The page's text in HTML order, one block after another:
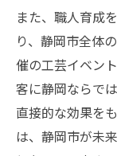
また、職人育成
り、静岡市全体
催の工芸イベン
客に静岡ならで
直接的な効果を
は、静岡市が未